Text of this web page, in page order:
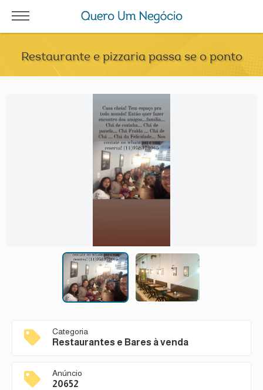
Restaurante e pizzaria passa se o ponto
Categoria
Restaurantes e Bares à venda
Anúncio
20652